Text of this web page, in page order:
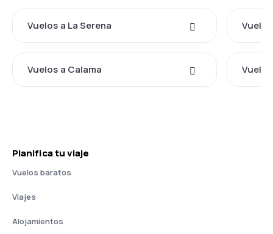
Vuelos a La Serena
Vuelos a Calama
Planifica tu viaje
Vuelos baratos
Viajes
Alojamientos